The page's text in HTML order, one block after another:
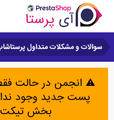
سوالات و مشکلات متداول پرستاشاپ
⚠️ انجمن در حالت
پست جدید وجود
بخش تیکت